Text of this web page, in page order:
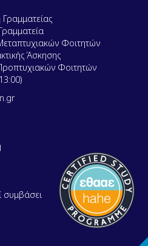
Φοιτητών
Άσκησης
Φοιτητών
συμβάσει